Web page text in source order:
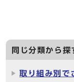
同じ分類から探
取り組み別で